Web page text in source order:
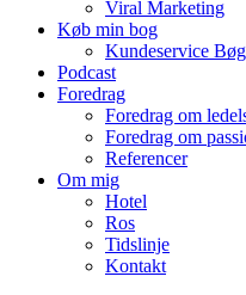
Viral Marketing
Køb min bog
Kundeservice
Podcast
Foredrag
Foredrag om
Foredrag om
Referencer
Om mig
Hotel
Ros
Tidslinje
Kontakt